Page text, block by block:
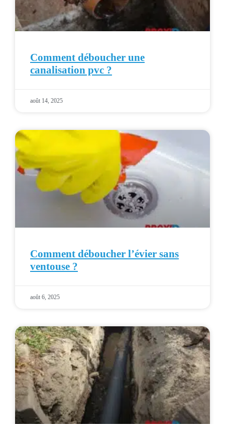
Comment déboucher une
canalisation pvc ?
août 14, 2025
Comment déboucher l’évier sans
ventouse ?
août 6, 2025